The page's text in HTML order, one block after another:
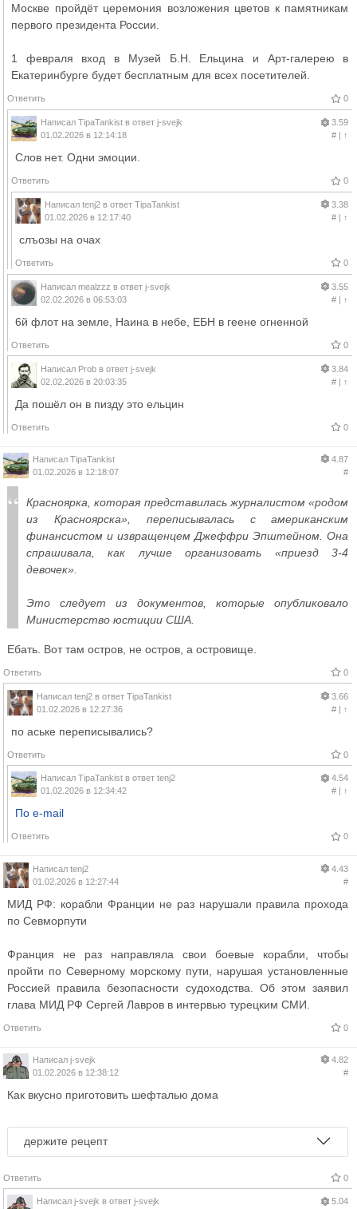
Москве пройдёт церемония возложения цветов к памятникам
первого президента России.
1 февраля вход в Музей Б.Н. Ельцина и Арт-галерею в
Екатеринбурге будет бесплатным для всех посетителей.
Ответить 0
Написал TipaTankist в ответ j-svejk
01.02.2026 в 12:14:18
3.59
#| ↑
Слов нет. Одни эмоции.
Ответить 0
Написал tenj2 в ответ TipaTankist
01.02.2026 в 12:17:40
3.38
#| ↑
слъозы на очах
Ответить 0
Написал mealzzz в ответ j-svejk
02.02.2026 в 06:53:03
3.55
#| ↑
6й флот на земле, Наина в небе, ЕБН в геене огненной
Ответить 0
Написал Prob в ответ j-svejk
02.02.2026 в 20:03:35
3.84
#| ↑
Да пошёл он в пизду это ельцин
Ответить 0
Написал TipaTankist
01.02.2026 в 12:18:07
4.87
#
Красноярка, которая представилась журналистом «родом
из Красноярска», переписывалась с американским
финансистом и извращенцем Джеффри Эпштейном. Она
спрашивала, как лучше организовать «приезд 3-4
девочек».
Это следует из документов, которые опубликовало
Министерство юстиции США.
Ебать. Вот там остров, не остров, а островище.
Ответить 0
Написал tenj2 в ответ TipaTankist
01.02.2026 в 12:27:36
3.66
#| ↑
по аське переписывались?
Ответить 0
Написал TipaTankist в ответ tenj2
01.02.2026 в 12:34:42
4.54
#| ↑
По e-mail
Ответить 0
Написал tenj2
01.02.2026 в 12:27:44
4.43
#
МИД РФ: корабли Франции не раз нарушали правила прохода
по Севморпути
Франция не раз направляла свои боевые корабли, чтобы
пройти по Северному морскому пути, нарушая установленные
Россией правила безопасности судоходства. Об этом заявил
глава МИД РФ Сергей Лавров в интервью турецким СМИ.
Ответить 0
Написал j-svejk
01.02.2026 в 12:38:12
4.82
#
Как вкусно приготовить шефталью дома
держите рецепт
Ответить 0
Написал j-svejk в ответ j-svejk 5.04